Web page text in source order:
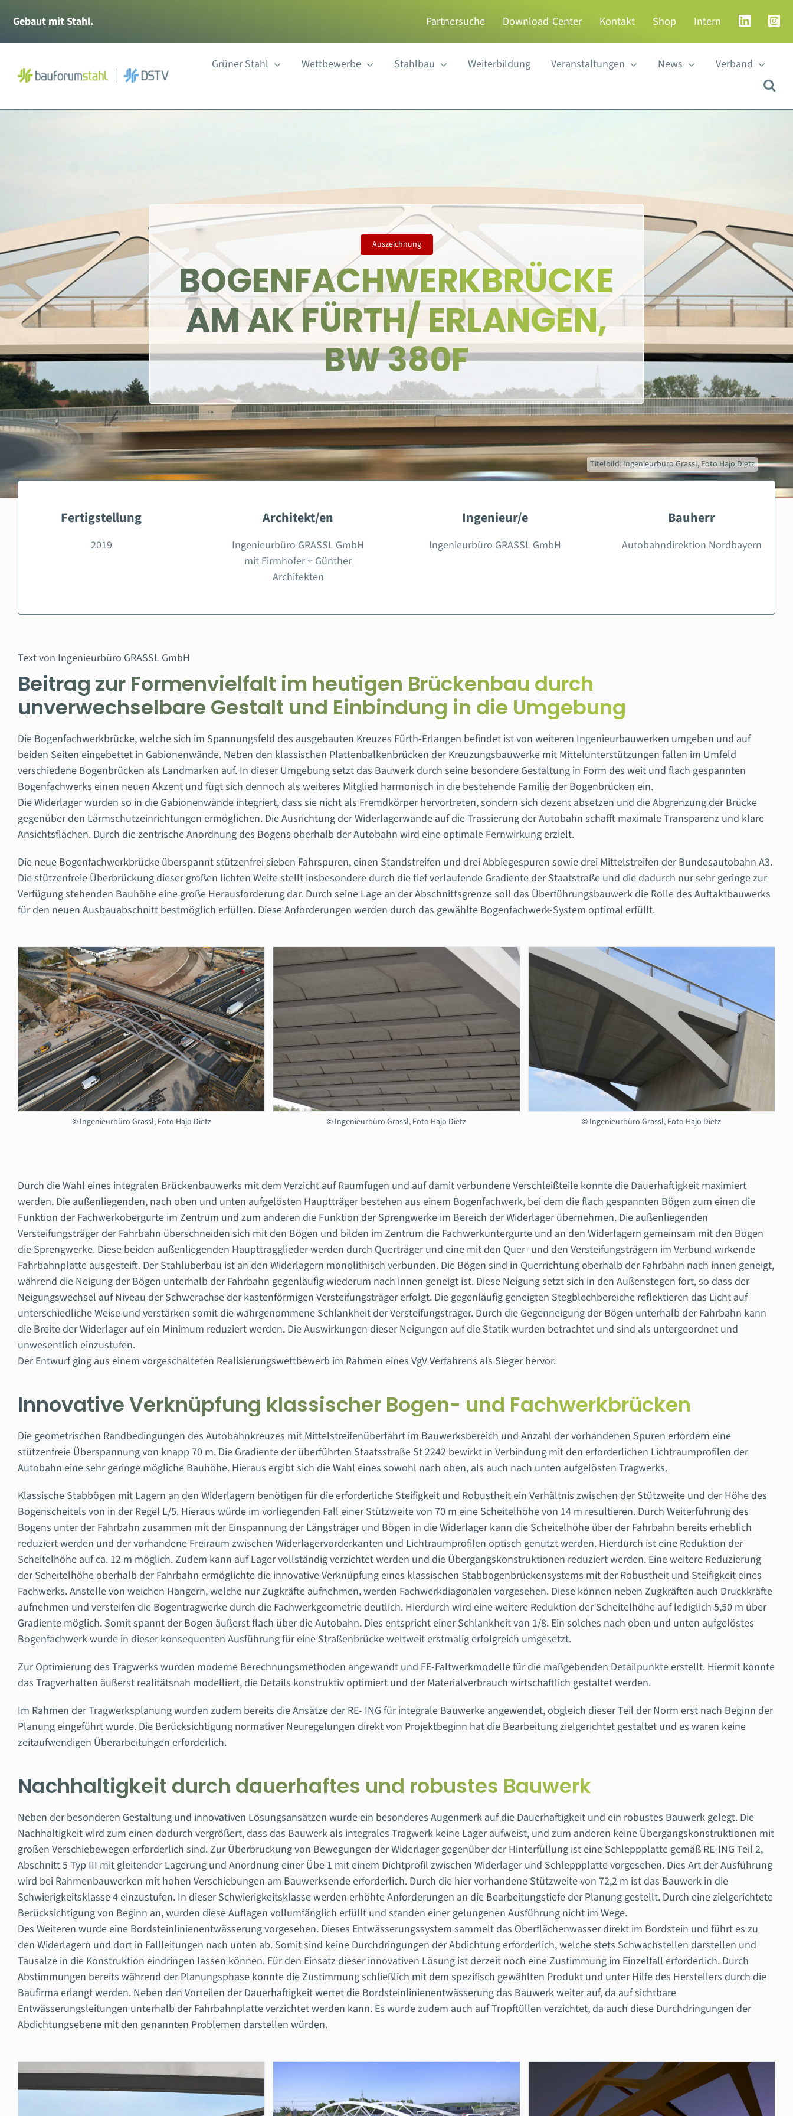
Inhalt
springen
Gebaut mit Stahl. Partnersuche Download-Center Kontakt Shop Intern
Grüner Stahl Wettbewerbe Stahlbau Weiterbildung Veranstaltungen News Verband
Auszeichnung
BOGENFACHWERKBRÜCKE
AM AK FÜRTH/ ERLANGEN,
BW 380F
Titelbild: Ingenieurbüro Grassl, Foto Hajo Dietz
Fertigstellung
2019
Architekt/en
Ingenieurbüro GRASSL GmbH
mit Firmhofer + Günther
Architekten
Ingenieur/e
Ingenieurbüro GRASSL GmbH
Bauherr
Autobahndirektion Nordbayern
Text von Ingenieurbüro GRASSL GmbH
Beitrag zur Formenvielfalt im heutigen Brückenbau durch
unverwechselbare Gestalt und Einbindung in die Umgebung
Die Bogenfachwerkbrücke, welche sich im Spannungsfeld des ausgebauten Kreuzes Fürth-Erlangen befindet ist von weiteren Ingenieurbauwerken umgeben und auf
beiden Seiten eingebettet in Gabionenwände. Neben den klassischen Plattenbalkenbrücken der Kreuzungsbauwerke mit Mittelunterstützungen fallen im Umfeld
verschiedene Bogenbrücken als Landmarken auf. In dieser Umgebung setzt das Bauwerk durch seine besondere Gestaltung in Form des weit und flach gespannten
Bogenfachwerks einen neuen Akzent und fügt sich dennoch als weiteres Mitglied harmonisch in die bestehende Familie der Bogenbrücken ein.
Die Widerlager wurden so in die Gabionenwände integriert, dass sie nicht als Fremdkörper hervortreten, sondern sich dezent absetzen und die Abgrenzung der Brücke
gegenüber den Lärmschutzeinrichtungen ermöglichen. Die Ausrichtung der Widerlagerwände auf die Trassierung der Autobahn schafft maximale Transparenz und klare
Ansichtsflächen. Durch die zentrische Anordnung des Bogens oberhalb der Autobahn wird eine optimale Fernwirkung erzielt.
Die neue Bogenfachwerkbrücke überspannt stützenfrei sieben Fahrspuren, einen Standstreifen und drei Abbiegespuren sowie drei Mittelstreifen der Bundesautobahn A3.
Die stützenfreie Überbrückung dieser großen lichten Weite stellt insbesondere durch die tief verlaufende Gradiente der Staatstraße und die dadurch nur sehr geringe zur
Verfügung stehenden Bauhöhe eine große Herausforderung dar. Durch seine Lage an der Abschnittsgrenze soll das Überführungsbauwerk die Rolle des Auftaktbauwerks
für den neuen Ausbauabschnitt bestmöglich erfüllen. Diese Anforderungen werden durch das gewählte Bogenfachwerk-System optimal erfüllt.
© Ingenieurbüro Grassl, Foto Hajo Dietz © Ingenieurbüro Grassl, Foto Hajo Dietz © Ingenieurbüro Grassl, Foto Hajo Dietz
Durch die Wahl eines integralen Brückenbauwerks mit dem Verzicht auf Raumfugen und auf damit verbundene Verschleißteile konnte die Dauerhaftigkeit maximiert
werden. Die außenliegenden, nach oben und unten aufgelösten Hauptträger bestehen aus einem Bogenfachwerk, bei dem die flach gespannten Bögen zum einen die
Funktion der Fachwerkobergurte im Zentrum und zum anderen die Funktion der Sprengwerke im Bereich der Widerlager übernehmen. Die außenliegenden
Versteifungsträger der Fahrbahn überschneiden sich mit den Bögen und bilden im Zentrum die Fachwerkuntergurte und an den Widerlagern gemeinsam mit den Bögen
die Sprengwerke. Diese beiden außenliegenden Haupttragglieder werden durch Querträger und eine mit den Quer- und den Versteifungsträgern im Verbund wirkende
Fahrbahnplatte ausgesteift. Der Stahlüberbau ist an den Widerlagern monolithisch verbunden. Die Bögen sind in Querrichtung oberhalb der Fahrbahn nach innen geneigt,
während die Neigung der Bögen unterhalb der Fahrbahn gegenläufig wiederum nach innen geneigt ist. Diese Neigung setzt sich in den Außenstegen fort, so dass der
Neigungswechsel auf Niveau der Schwerachse der kastenförmigen Versteifungsträger erfolgt. Die gegenläufig geneigten Stegblechbereiche reflektieren das Licht auf
unterschiedliche Weise und verstärken somit die wahrgenommene Schlankheit der Versteifungsträger. Durch die Gegenneigung der Bögen unterhalb der Fahrbahn kann
die Breite der Widerlager auf ein Minimum reduziert werden. Die Auswirkungen dieser Neigungen auf die Statik wurden betrachtet und sind als untergeordnet und
unwesentlich einzustufen.
Der Entwurf ging aus einem vorgeschalteten Realisierungswettbewerb im Rahmen eines VgV Verfahrens als Sieger hervor.
Innovative Verknüpfung klassischer Bogen- und Fachwerkbrücken
Die geometrischen Randbedingungen des Autobahnkreuzes mit Mittelstreifenüberfahrt im Bauwerksbereich und Anzahl der vorhandenen Spuren erfordern eine
stützenfreie Überspannung von knapp 70 m. Die Gradiente der überführten Staatsstraße St 2242 bewirkt in Verbindung mit den erforderlichen Lichtraumprofilen der
Autobahn eine sehr geringe mögliche Bauhöhe. Hieraus ergibt sich die Wahl eines sowohl nach oben, als auch nach unten aufgelösten Tragwerks.
Klassische Stabbögen mit Lagern an den Widerlagern benötigen für die erforderliche Steifigkeit und Robustheit ein Verhältnis zwischen der Stützweite und der Höhe des
Bogenscheitels von in der Regel L/5. Hieraus würde im vorliegenden Fall einer Stützweite von 70 m eine Scheitelhöhe von 14 m resultieren. Durch Weiterführung des
Bogens unter der Fahrbahn zusammen mit der Einspannung der Längsträger und Bögen in die Widerlager kann die Scheitelhöhe über der Fahrbahn bereits erheblich
reduziert werden und der vorhandene Freiraum zwischen Widerlagervorderkanten und Lichtraumprofilen optisch genutzt werden. Hierdurch ist eine Reduktion der
Scheitelhöhe auf ca. 12 m möglich. Zudem kann auf Lager vollständig verzichtet werden und die Übergangskonstruktionen reduziert werden. Eine weitere Reduzierung
der Scheitelhöhe oberhalb der Fahrbahn ermöglichte die innovative Verknüpfung eines klassischen Stabbogenbrückensystems mit der Robustheit und Steifigkeit eines
Fachwerks. Anstelle von weichen Hängern, welche nur Zugkräfte aufnehmen, werden Fachwerkdiagonalen vorgesehen. Diese können neben Zugkräften auch Druckkräfte
aufnehmen und versteifen die Bogentragwerke durch die Fachwerkgeometrie deutlich. Hierdurch wird eine weitere Reduktion der Scheitelhöhe auf lediglich 5,50 m über
Gradiente möglich. Somit spannt der Bogen äußerst flach über die Autobahn. Dies entspricht einer Schlankheit von 1/8. Ein solches nach oben und unten aufgelöstes
Bogenfachwerk wurde in dieser konsequenten Ausführung für eine Straßenbrücke weltweit erstmalig erfolgreich umgesetzt.
Zur Optimierung des Tragwerks wurden moderne Berechnungsmethoden angewandt und FE-Faltwerkmodelle für die maßgebenden Detailpunkte erstellt. Hiermit konnte
das Tragverhalten äußerst realitätsnah modelliert, die Details konstruktiv optimiert und der Materialverbrauch wirtschaftlich gestaltet werden.
Im Rahmen der Tragwerksplanung wurden zudem bereits die Ansätze der RE- ING für integrale Bauwerke angewendet, obgleich dieser Teil der Norm erst nach Beginn der
Planung eingeführt wurde. Die Berücksichtigung normativer Neuregelungen direkt von Projektbeginn hat die Bearbeitung zielgerichtet gestaltet und es waren keine
zeitaufwendigen Überarbeitungen erforderlich.
Nachhaltigkeit durch dauerhaftes und robustes Bauwerk
Neben der besonderen Gestaltung und innovativen Lösungsansätzen wurde ein besonderes Augenmerk auf die Dauerhaftigkeit und ein robustes Bauwerk gelegt. Die
Nachhaltigkeit wird zum einen dadurch vergrößert, dass das Bauwerk als integrales Tragwerk keine Lager aufweist, und zum anderen keine Übergangskonstruktionen mit
großen Verschiebewegen erforderlich sind. Zur Überbrückung von Bewegungen der Widerlager gegenüber der Hinterfüllung ist eine Schleppplatte gemäß RE-ING Teil 2,
Abschnitt 5 Typ III mit gleitender Lagerung und Anordnung einer Übe 1 mit einem Dichtprofil zwischen Widerlager und Schleppplatte vorgesehen. Dies Art der Ausführung
wird bei Rahmenbauwerken mit hohen Verschiebungen am Bauwerksende erforderlich. Durch die hier vorhandene Stützweite von 72,2 m ist das Bauwerk in die
Schwierigkeitsklasse 4 einzustufen. In dieser Schwierigkeitsklasse werden erhöhte Anforderungen an die Bearbeitungstiefe der Planung gestellt. Durch eine zielgerichtete
Berücksichtigung von Beginn an, wurden diese Auflagen vollumfänglich erfüllt und standen einer gelungenen Ausführung nicht im Wege.
Des Weiteren wurde eine Bordsteinlinienentwässerung vorgesehen. Dieses Entwässerungssystem sammelt das Oberflächenwasser direkt im Bordstein und führt es zu
den Widerlagern und dort in Fallleitungen nach unten ab. Somit sind keine Durchdringungen der Abdichtung erforderlich, welche stets Schwachstellen darstellen und
Tausalze in die Konstruktion eindringen lassen können. Für den Einsatz dieser innovativen Lösung ist derzeit noch eine Zustimmung im Einzelfall erforderlich. Durch
Abstimmungen bereits während der Planungsphase konnte die Zustimmung schließlich mit dem spezifisch gewählten Produkt und unter Hilfe des Herstellers durch die
Baufirma erlangt werden. Neben den Vorteilen der Dauerhaftigkeit wertet die Bordsteinlinienentwässerung das Bauwerk weiter auf, da auf sichtbare
Entwässerungsleitungen unterhalb der Fahrbahnplatte verzichtet werden kann. Es wurde zudem auch auf Tropftüllen verzichtet, da auch diese Durchdringungen der
Abdichtungsebene mit den genannten Problemen darstellen würden.